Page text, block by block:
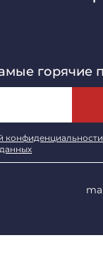
горячие
конфиденциальности